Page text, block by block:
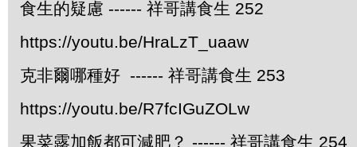
食生的疑慮 ------ 祥哥講食生 252
https://youtu.be/HraLzT_uaaw
克非爾哪種好 ------ 祥哥講食生 253
https://youtu.be/R7fcIGuZOLw
果菜露加飯都可減肥？ ------ 祥哥講食生 254